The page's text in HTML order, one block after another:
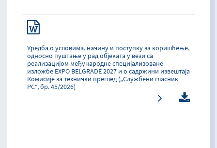
Уредба о условима, начину и поступку за коришћење,
односно пуштање у рад објеката у вези са
реализацијом међународне специјализоване
изложбе EXPO BELGRADE 2027 и о садржини извештаја
Комисије за технички преглед („Службени гласник
РС“, бр. 45/2026)